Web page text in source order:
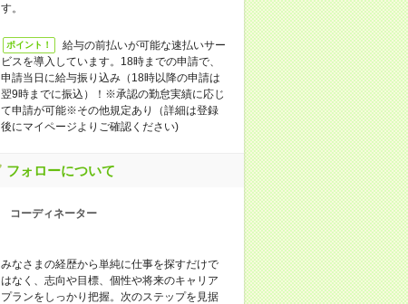
す。
ポイント！
給与の前払いが可能な速払いサー
ビスを導入しています。18時までの申請で、
申請当日に給与振り込み（18時以降の申請は
翌9時までに振込）！※承認の勤怠実績に応じ
て申請が可能※その他規定あり（詳細は登録
後にマイページよりご確認ください)
フォローについて
コーディネーター
みなさまの経歴から単純に仕事を探すだけで
はなく、志向や目標、個性や将来のキャリア
プランをしっかり把握。次のステップを見据